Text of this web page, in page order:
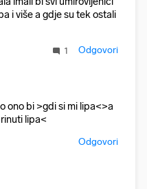
i više a gdje su tek ostali
1 Odgovori
ono bi >gdi si mi lipa<>a
lipa<
Odgovori